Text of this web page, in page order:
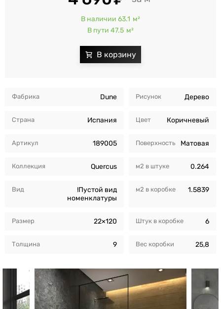
Фабрика Dune
Страна Испания
Артикул 189005
Коллекция Quercus
Вид
!Пустой вид
номенклатуры
Размер 22×120
Толщина 9
Рисунок Дерево
Цвет Коричневый
Поверхность Матовая
м2 в штуке 0.264
м2 в коробкe 1.5839
Штук в коробкe 6
Вес коробки 25,8
В наличии 63.1 м²
В пути 47.5 м²